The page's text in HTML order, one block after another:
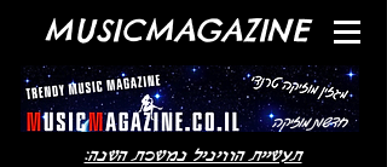
MUSICMAGAZINE
חדשות מוזיקה
תעשיית הוויניל נמשכת השנה: